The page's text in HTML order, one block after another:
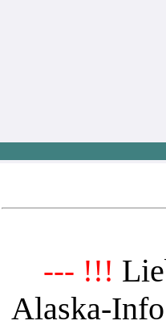
--- !!!
Alaska-